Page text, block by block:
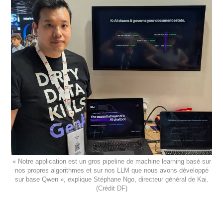
« Notre application est un gros pipeline de machine learning basé sur
nos propres algorithmes et sur nos LLM que nous avons développé
sur base Qwen », explique Stéphane Ngo, directeur général de Kai.
(Crédit DF)